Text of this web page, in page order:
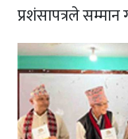
प्रशंसापत्रले सम्मान